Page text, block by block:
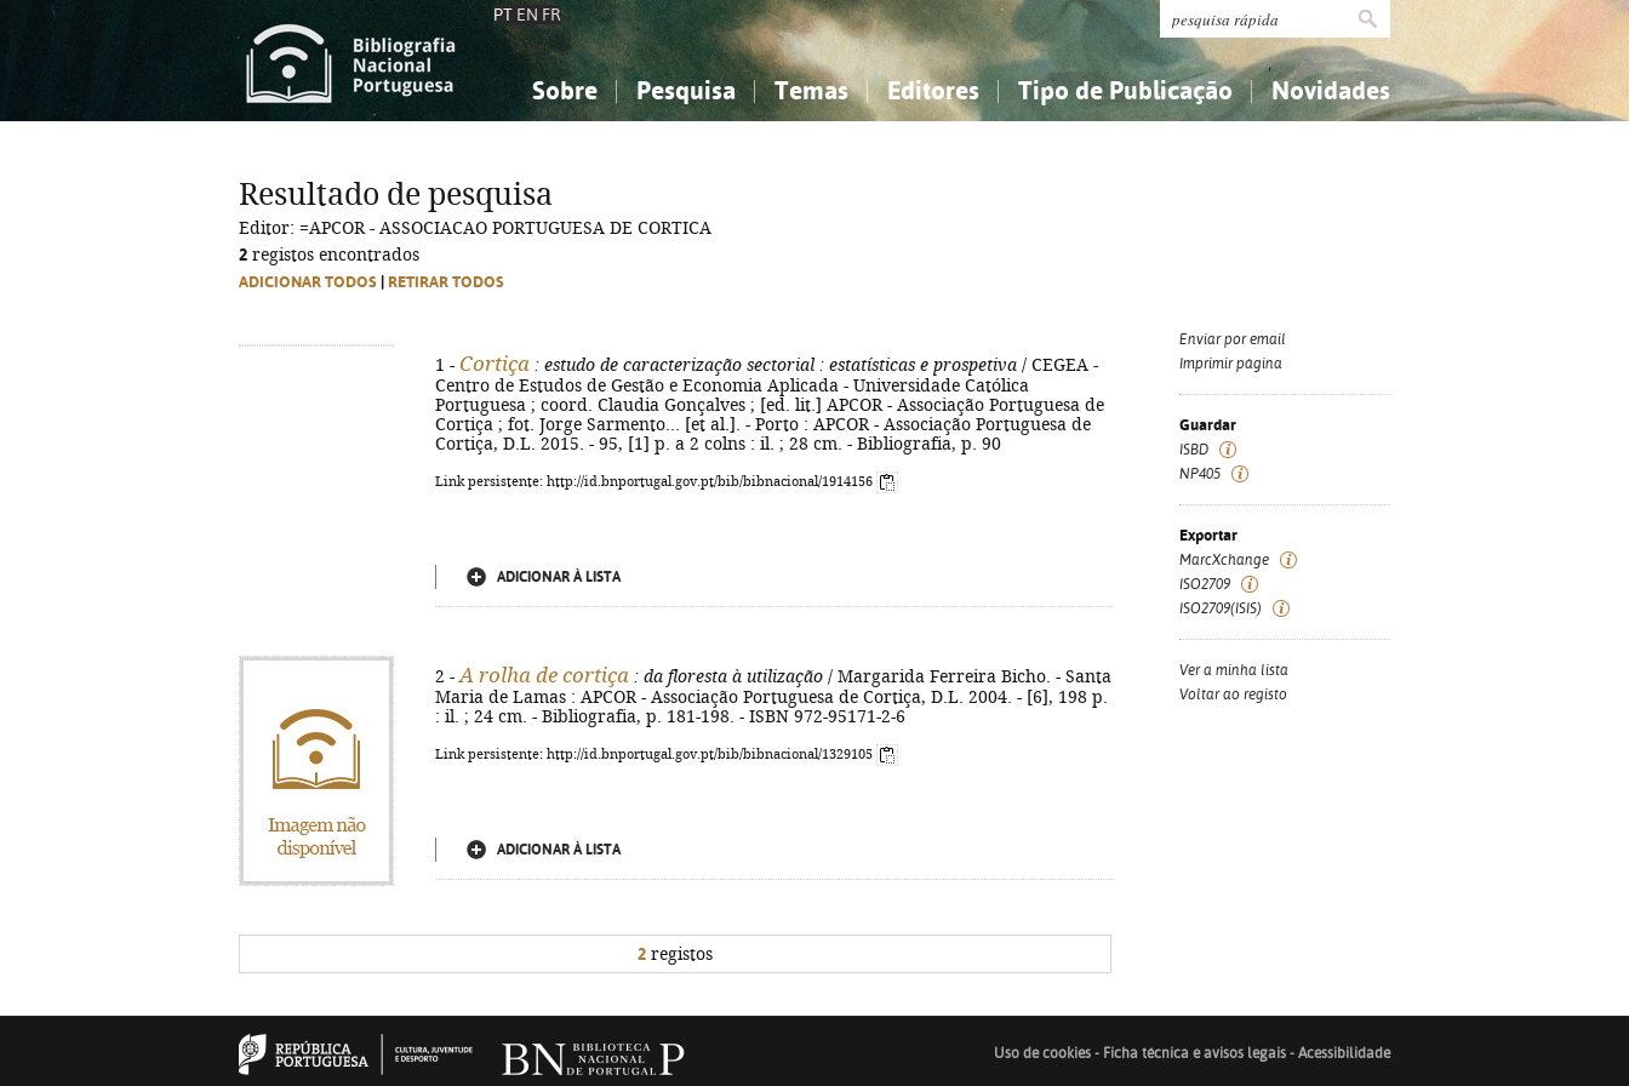
PT EN FR
Sobre Pesquisa Temas
Ciências sociais...
Editores Tipo de Publicação Novidades
Ciências sociais...
Resultado de pesquisa
Editor: =APCOR - ASSOCIACAO PORTUGUESA DE CORTICA
2 registos encontrados
ADICIONAR TODOS RETIRAR TODOS
1 - Cortiça : estudo de caracterização sectorial : estatísticas e prospetiva / CEGEA -
Centro de Estudos de Gestão e Economia Aplicada - Universidade Católica
Portuguesa ; coord. Claudia Gonçalves ; [ed. lit.] APCOR - Associação Portuguesa de
Cortiça ; fot. Jorge Sarmento... [et al.]. - Porto : APCOR - Associação Portuguesa de
Cortiça, D.L. 2015. - 95, [1] p. a 2 colns : il. ; 28 cm. - Bibliografia, p. 90
Link persistente: http://id.bnportugal.gov.pt/bib/bibnacional/1914156
ADICIONAR À LISTA
2 - A rolha de cortiça : da floresta à utilização / Margarida Ferreira Bicho. - Santa
Maria de Lamas : APCOR - Associação Portuguesa de Cortiça, D.L. 2004. - [6], 198 p.
: il. ; 24 cm. - Bibliografia, p. 181-198. - ISBN 972-95171-2-6
Link persistente: http://id.bnportugal.gov.pt/bib/bibnacional/1329105
ADICIONAR À LISTA
Enviar por email
Imprimir página
Guardar
ISBD
NP405
Exportar
MarcXchange
ISO2709
ISO2709(ISIS)
Ver a minha lista
Voltar ao registo
2 registos
Uso de cookies - Ficha técnica e avisos legais - Acessibilidade